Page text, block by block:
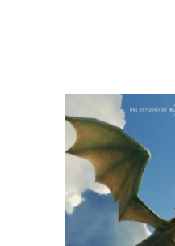
FITXA
Direcció:
David Lowery
Guió:
Toby Halbrooks